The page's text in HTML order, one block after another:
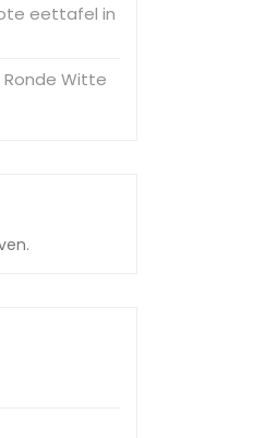
eettafel in
Ronde Witte